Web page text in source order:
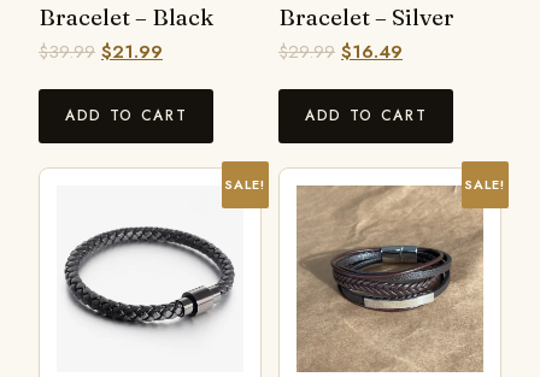
Bracelet – Black
$39.99 $21.99
ADD TO CART
Bracelet – Silver
$29.99 $16.49
ADD TO CART
SALE! SALE!